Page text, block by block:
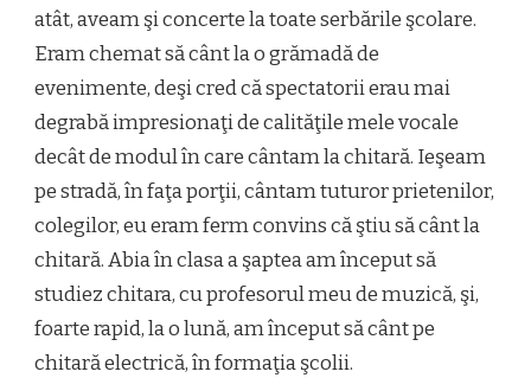
atât, aveam şi concerte la toate serbările şcolare.
Eram chemat să cânt la o grămadă de
evenimente, deşi cred că spectatorii erau mai
degrabă impresionaţi de calităţile mele vocale
decât de modul în care cântam la chitară. Ieşeam
pe stradă, în faţa porţii, cântam tuturor prietenilor,
colegilor, eu eram ferm convins că ştiu să cânt la
chitară. Abia în clasa a şaptea am început să
studiez chitara, cu profesorul meu de muzică, şi,
foarte rapid, la o lună, am început să cânt pe
chitară electrică, în formaţia şcolii.